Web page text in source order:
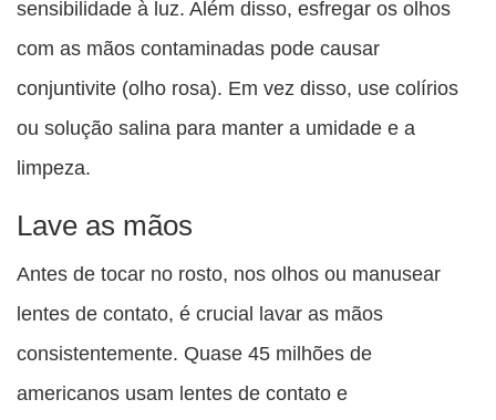
sensibilidade à luz. Além disso, esfregar os olhos
com as mãos contaminadas pode causar
conjuntivite (olho rosa). Em vez disso, use colírios
ou solução salina para manter a umidade e a
limpeza.
Lave as mãos
Antes de tocar no rosto, nos olhos ou manusear
lentes de contato, é crucial lavar as mãos
consistentemente. Quase 45 milhões de
americanos usam lentes de contato e